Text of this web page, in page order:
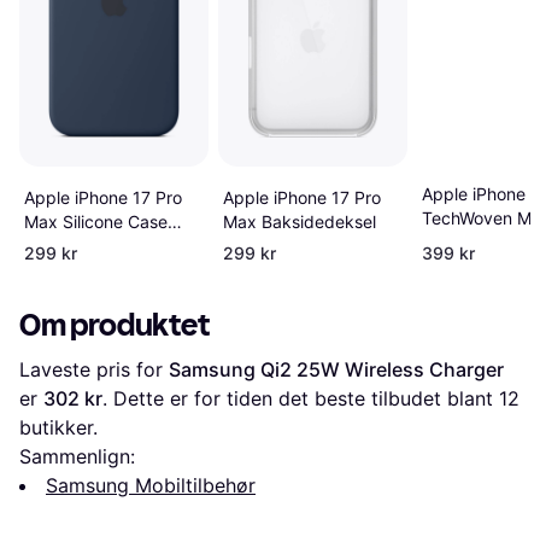
Apple iPhone 17 Pro
Max Silicone Case
Midnight
299 kr
Apple iPhone 17 Pro
Max Baksidedeksel
299 kr
Apple iPhone
TechWoven
Case Blue
399 kr
Om produktet
Laveste pris for Samsung Qi2 25W Wireless Charger
er 302 kr. Dette er for tiden det beste tilbudet blant 12
butikker.
Sammenlign:
Samsung Mobiltilbehør